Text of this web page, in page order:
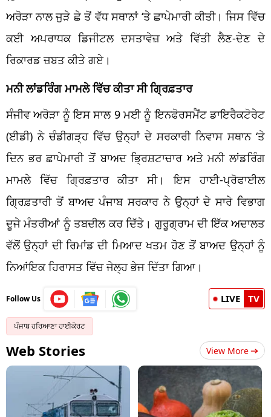
ਅਰੋੜਾ ਨਾਲ ਜੁੜੇ ਛੇ ਤੋਂ ਵੱਧ ਸਥਾਨਾਂ ‘ਤੇ ਛਾਪੇਮਾਰੀ ਕੀਤੀ। ਜਿਸ ਵਿੱਚ
ਕਈ ਅਪਰਾਧਕ ਡਿਜੀਟਲ ਦਸਤਾਵੇਜ਼ ਅਤੇ ਵਿੱਤੀ ਲੈਣ-ਦੇਣ ਦੇ
ਰਿਕਾਰਡ ਜ਼ਬਤ ਕੀਤੇ ਗਏ।
ਮਨੀ ਲਾਂਡਰਿੰਗ ਮਾਮਲੇ ਵਿੱਚ ਕੀਤਾ ਸੀ ਗ੍ਰਿਫ਼ਤਾਰ
ਸੰਜੀਵ ਅਰੋੜਾ ਨੂੰ ਇਸ ਸਾਲ 9 ਮਈ ਨੂੰ ਇਨਫੋਰਸਮੈਂਟ ਡਾਇਰੈਕਟੋਰੇਟ
(ਈਡੀ) ਨੇ ਚੰਡੀਗੜ੍ਹ ਵਿੱਚ ਉਨ੍ਹਾਂ ਦੇ ਸਰਕਾਰੀ ਨਿਵਾਸ ਸਥਾਨ ‘ਤੇ
ਦਿਨ ਭਰ ਛਾਪੇਮਾਰੀ ਤੋਂ ਬਾਅਦ ਭ੍ਰਿਸ਼ਟਾਚਾਰ ਅਤੇ ਮਨੀ ਲਾਂਡਰਿੰਗ
ਮਾਮਲੇ ਵਿੱਚ ਗ੍ਰਿਫ਼ਤਾਰ ਕੀਤਾ ਸੀ। ਇਸ ਹਾਈ-ਪ੍ਰੋਫਾਈਲ
ਗ੍ਰਿਫ਼ਤਾਰੀ ਤੋਂ ਬਾਅਦ ਪੰਜਾਬ ਸਰਕਾਰ ਨੇ ਉਨ੍ਹਾਂ ਦੇ ਸਾਰੇ ਵਿਭਾਗ
ਦੂਜੇ ਮੰਤਰੀਆਂ ਨੂੰ ਤਬਦੀਲ ਕਰ ਦਿੱਤੇ। ਗੁਰੂਗ੍ਰਾਮ ਦੀ ਇੱਕ ਅਦਾਲਤ
ਵੱਲੋਂ ਉਨ੍ਹਾਂ ਦੀ ਰਿਮਾਂਡ ਦੀ ਮਿਆਦ ਖਤਮ ਹੋਣ ਤੋਂ ਬਾਅਦ ਉਨ੍ਹਾਂ ਨੂੰ
ਨਿਆਂਇਕ ਹਿਰਾਸਤ ਵਿੱਚ ਜੇਲ੍ਹ ਭੇਜ ਦਿੱਤਾ ਗਿਆ।
Follow Us LIVE TV
ਪੰਜਾਬ ਹਰਿਆਣਾ ਹਾਈਕੋਰਟ
Web Stories View More